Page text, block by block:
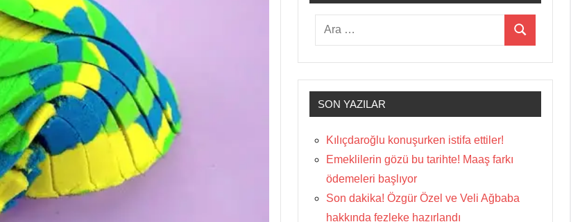
Ara:
Ara
SON YAZILAR
Kılıçdaroğlu konuşurken istifa ettiler!
Emeklilerin gözü bu tarihte! Maaş farkı
ödemeleri başlıyor
Son dakika! Özgür Özel ve Veli Ağbaba
hakkında fezleke hazırlandı